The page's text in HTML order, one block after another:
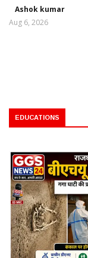
Ashok kumar
Aug 6, 2026
EDUCATIONS